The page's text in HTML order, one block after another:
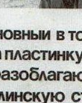
conditions